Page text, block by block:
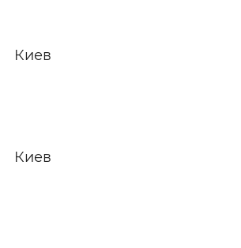
Киев
Киев